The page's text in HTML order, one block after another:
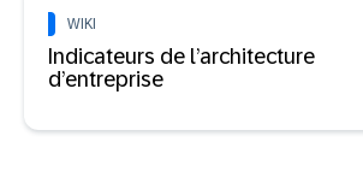
WIKI
Indicateurs de l’architecture
d’entreprise